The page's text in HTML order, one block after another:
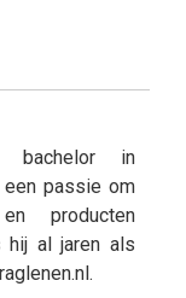
bachelor in
passie om
producten
hij al jaren als